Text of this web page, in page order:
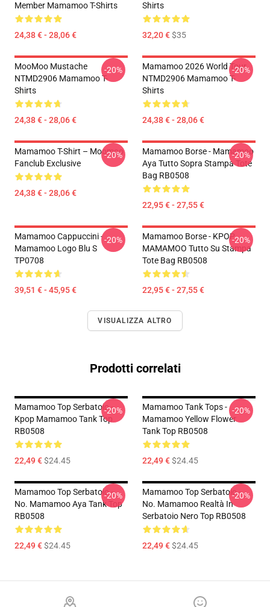
Member Mamamoo T-Shirts
24,38 € - 28,06 €
Shirts
32,20 €$35
MooMoo Mustache
NTMD2906 Mamamoo T-
Shirts
24,38 € - 28,06 €
-20%
Mamamoo 2026 World Tour
NTMD2906 Mamamoo T-
Shirts
24,38 € - 28,06 €
-20%
Mamamoo T-Shirt – Moomoo
Fanclub Exclusive
24,38 € - 28,06 €
-20%
Mamamoo Borse - Mamamoo
Aya Tutto Sopra Stampa Tote
Bag RB0508
22,95 € - 27,55 €
-20%
Mamamoo Cappuccini -
Mamamoo Logo Blu S
TP0708
39,51 € - 45,95 €
-20%
Mamamoo Borse - KPOP
MAMAMOO Tutto Su Stampa
Tote Bag RB0508
22,95 € - 27,55 €
-20%
VISUALIZZA ALTRO
Prodotti correlati
Mamamoo Top Serbatoio -
Kpop Mamamoo Tank Top
RB0508
22,49 €$24.45
-20%
Mamamoo Tank Tops -
Mamamoo Yellow Flower
Tank Top RB0508
22,49 €$24.45
-20%
Mamamoo Top Serbatoio -
No. Mamamoo Aya Tank Top
RB0508
22,49 €$24.45
-20%
Mamamoo Top Serbatoio -
No. Mamamoo Realtà In
Serbatoio Nero Top RB0508
22,49 €$24.45
-20%